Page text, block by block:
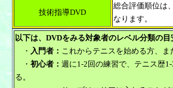
技術指導DVD
総合評価順位は
なります。
以下は、DVDをみる対象者のレベル分類の
・ 入門者： これからテニスを始める方、ま
・ 初心者： 週に1-2回の練習で、テニス歴
る。